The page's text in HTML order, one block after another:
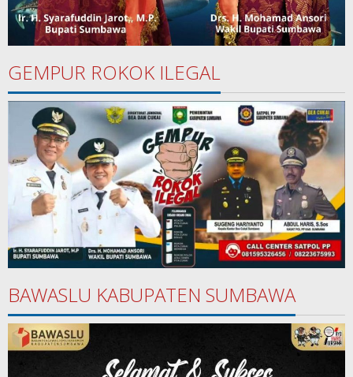
GEMPUR ROKOK ILEGAL
BAWASLU KABUPATEN SUMBAWA